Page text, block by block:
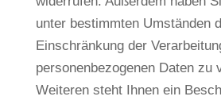
unter bestimmten Umständen
Einschränkung der
personenbezogenen Daten zu
Weiteren steht Ihnen ein